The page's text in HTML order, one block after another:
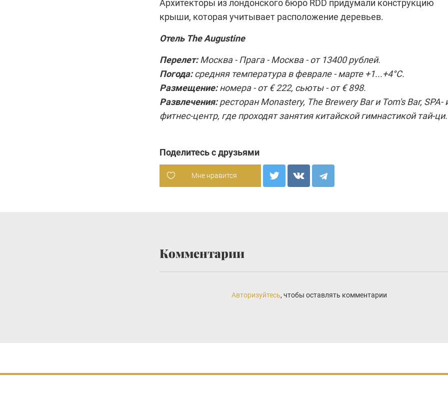
Архитекторы из лондонского бюро RDD придумали конструкцию
крыши, которая учитывает расположение деревьев.
Отель The Augustine
Перелет:Москва - Прага - Москва - от 13400 рублей.
Погода:средняя температура в феврале - марте +1...+4°С.
Размещение:номера - от € 222, сьюты - от € 898.
Развлечения:ресторан Monastery, The Brewery Bar и Tom's Bar, SPA-
фитнес-центр, где проходят занятия китайской гимнастикой тай-ци.
Поделитесь с друзьями
Мне нравится
Комментарии
Авторизуйтесь, чтобы оставлять комментарии